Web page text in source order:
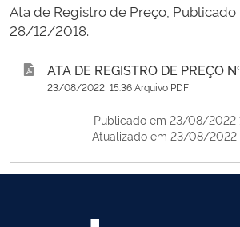
Ata de Registro de Preço, Publicado
28/12/2018.
ATA DE REGISTRO DE PREÇO
23/08/2022, 15:36 Arquivo PDF
Publicado em 23/08/2022
Atualizado em 23/08/2022